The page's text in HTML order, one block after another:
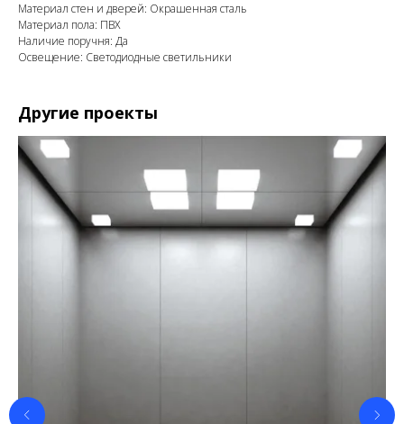
Материал стен и дверей: Окрашенная сталь
Материал пола: ПВХ
Наличие поручня: Да
Освещение: Светодиодные светильники
Другие проекты